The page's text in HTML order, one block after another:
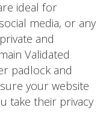
ideal for
media, or any
and
Validated
padlock and
your website
take their privacy